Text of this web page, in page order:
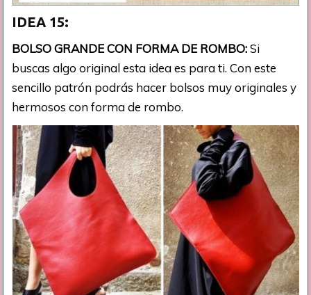
IDEA 15:
BOLSO GRANDE CON FORMA DE ROMBO:Si
buscas algo original esta idea es para ti. Con este
sencillo patrón podrás hacer bolsos muy originales y
hermosos con forma de rombo.